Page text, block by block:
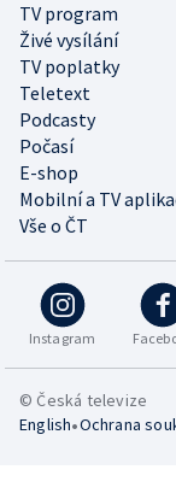
TV program
Živé vysílání
TV poplatky
Teletext
Podcasty
Počasí
E-shop
Mobilní a TV
Vše o ČT
Instagram
© Česká televize
English•Ochrana